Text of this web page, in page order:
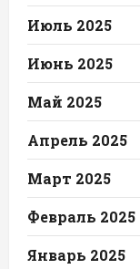
Июль 2025
Июнь 2025
Май 2025
Апрель 2025
Март 2025
Февраль 2025
Январь 2025